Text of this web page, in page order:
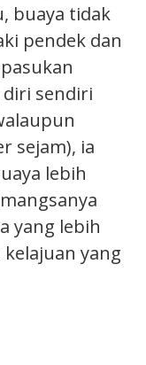
buaya tidak
pendek dan
sendiri
sejam), ia
lebih
yang lebih
yang